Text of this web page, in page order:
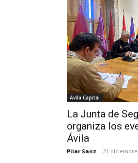
Avila Capital
La Junta de
organiza los
Ávila
Pilar Sanz - 21